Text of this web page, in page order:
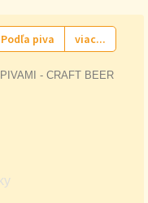
Podľa piva viac...
- CRAFT BEER